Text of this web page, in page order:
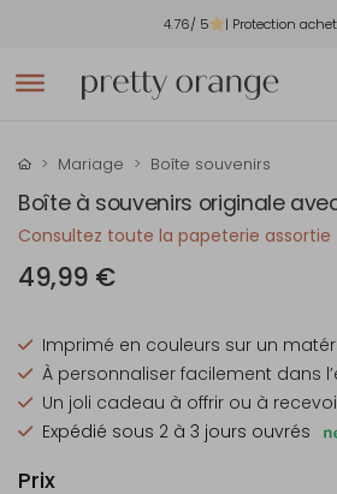
4.76/ 5 | Protection
Mariage Boîte souvenirs
Boîte à souvenirs originale
Consultez toute la papeterie assortie
49,99 €
Imprimé en couleurs sur un
À personnaliser facilement dans
Un joli cadeau à offrir ou à
Expédié sous 2 à 3 jours ouvrés
Prix